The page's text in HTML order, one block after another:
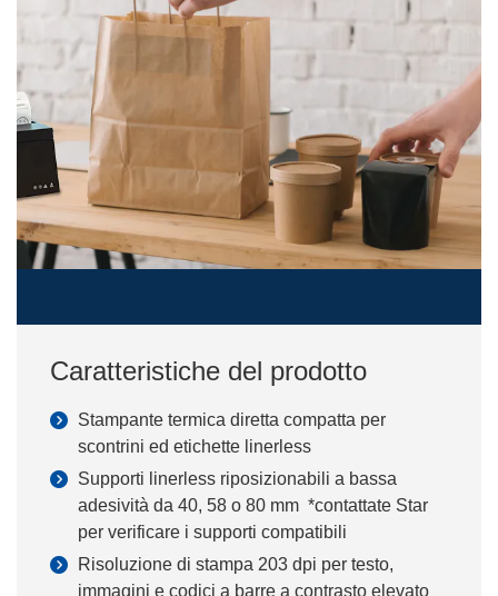
Caratteristiche del prodotto
Stampante termica diretta compatta per
scontrini ed etichette linerless
Supporti linerless riposizionabili a bassa
adesività da 40, 58 o 80 mm *contattate Star
per verificare i supporti compatibili
Risoluzione di stampa 203 dpi per testo,
immagini e codici a barre a contrasto elevato